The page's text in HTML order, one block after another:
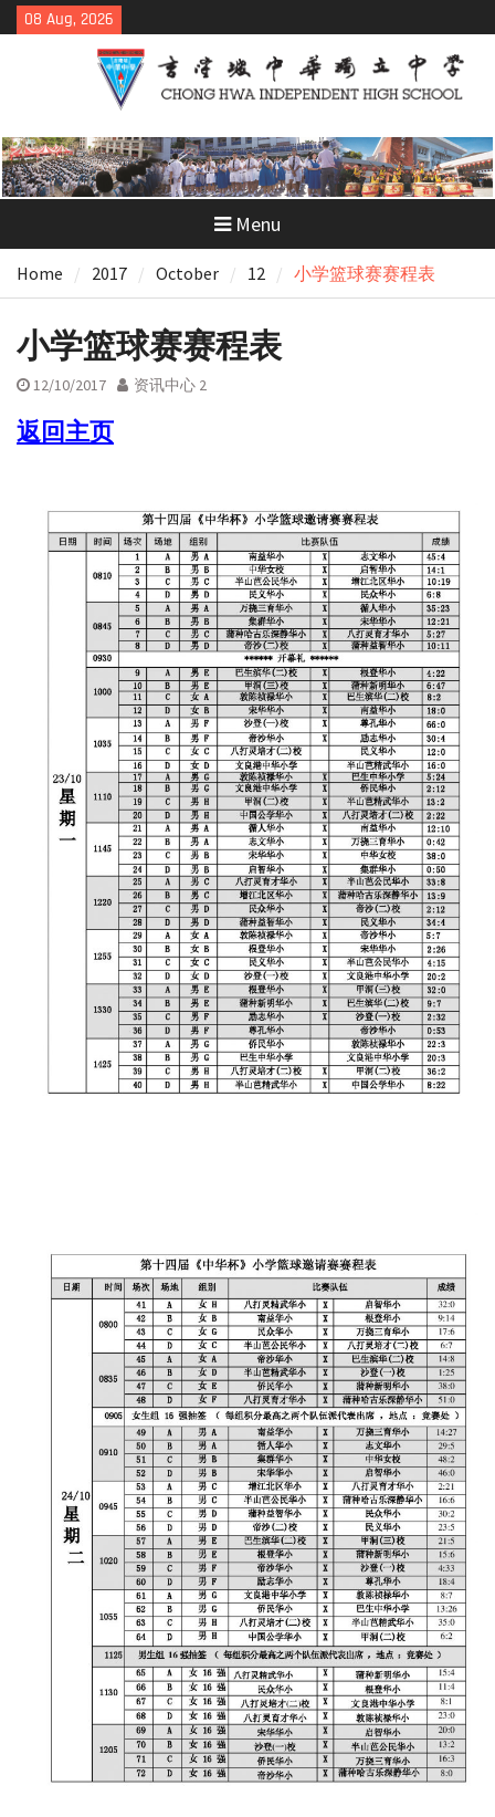
Skip
to
08 Aug, 2026
Menu
Home 2017 October 12 小学篮球赛赛程表
小学篮球赛赛程表
12/10/2017 资讯中心 2
返回主页